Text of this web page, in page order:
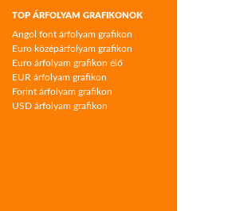
TOP ÁRFOLYAM GRAFIKONOK
Angol font árfolyam grafikon
Euro középárfolyam grafikon
Euro árfolyam grafikon élő
EUR árfolyam grafikon
Forint árfolyam grafikon
USD árfolyam grafikon